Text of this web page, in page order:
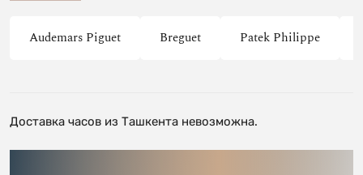
Audemars Piguet Breguet Patek Philippe
Доставка часов из Ташкента невозможна.